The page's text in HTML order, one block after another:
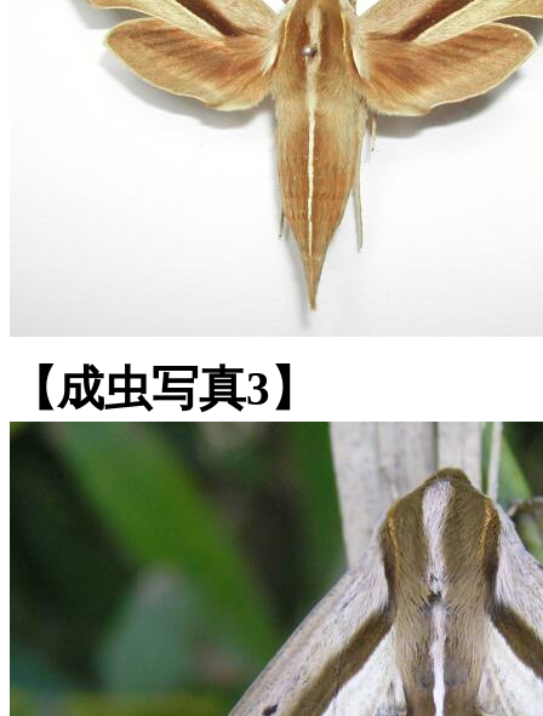
【成虫写真3】